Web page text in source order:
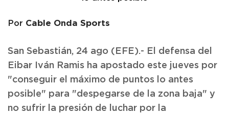
Por Cable Onda Sports
San Sebastián, 24 ago (EFE).- El defensa del
Eibar Iván Ramis ha apostado este jueves por
"conseguir el máximo de puntos lo antes
posible" para "despegarse de la zona baja" y
no sufrir la presión de luchar por la